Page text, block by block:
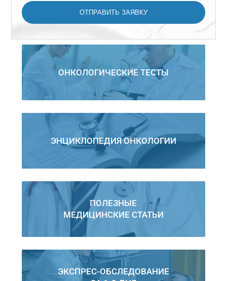
ОНКОЛОГИЧЕСКИЕ ТЕСТЫ
ЭНЦИКЛОПЕДИЯ ОНКОЛОГИИ
ПОЛЕЗНЫЕ
МЕДИЦИНСКИЕ СТАТЬИ
ЭКСПРЕС-ОБСЛЕДОВАНИЕ